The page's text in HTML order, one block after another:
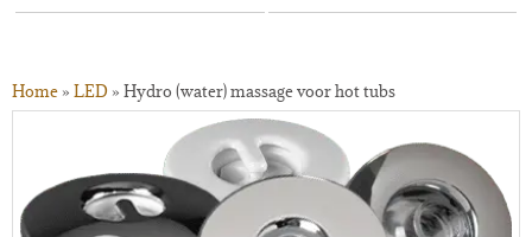
Home » LED » Hydro (water) massage voor hot tubs